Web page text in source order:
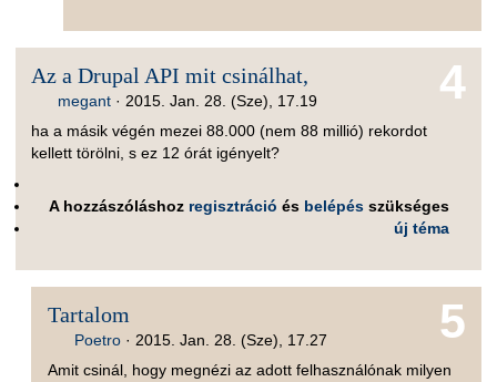
4
Az a Drupal API mit csinálhat,
megant · 2015. Jan. 28. (Sze), 17.19
ha a másik végén mezei 88.000 (nem 88 millió) rekordot
kellett törölni, s ez 12 órát igényelt?
A hozzászóláshoz regisztráció és belépés szükséges
új téma
5
Tartalom
Poetro· 2015. Jan. 28. (Sze), 17.27
Amit csinál, hogy megnézi az adott felhasználónak milyen